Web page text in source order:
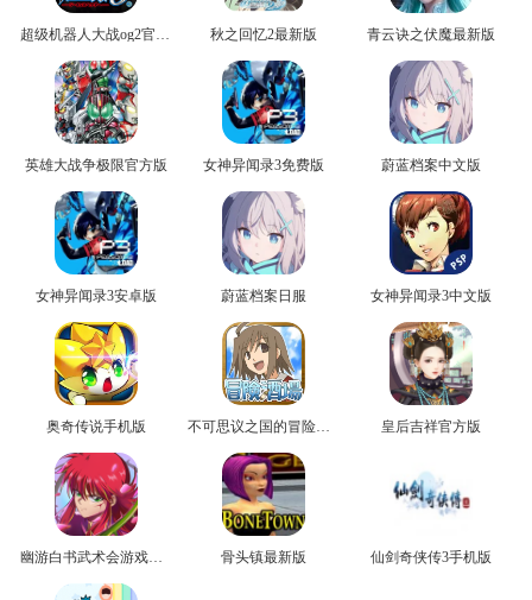
超级机器人大战og2官方版 秋之回忆2最新版 青云诀之伏魔最新版
英雄大战争极限官方版 女神异闻录3免费版 蔚蓝档案中文版
女神异闻录3安卓版 蔚蓝档案日服 女神异闻录3中文版
奥奇传说手机版 不可思议之国的冒险官方版 皇后吉祥官方版
幽游白书武术会游戏正版 骨头镇最新版 仙剑奇侠传3手机版